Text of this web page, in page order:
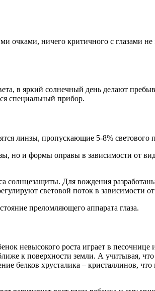
очками, ничего критичного с глазами
в яркий солнечный день делают
специальный прибор.
линзы, пропускающие 5-8%
но и формы оправы в зависимости от
солнцезащиты. Для вождения
световой поток в зависимости
преломляющего аппарата глаза.
невысокого роста играет в
к поверхности земли. А учитывая,
белков хрусталика – кристаллинов,